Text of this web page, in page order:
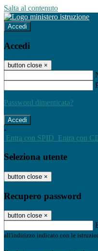
Salta al contenuto
Accedi
Accedi
button close ×
Password dimenticata?
-
Entra con SPID Entra con
Seleziona utente
button close ×
Recupero password
button close ×
all'indirizzo indicato con le